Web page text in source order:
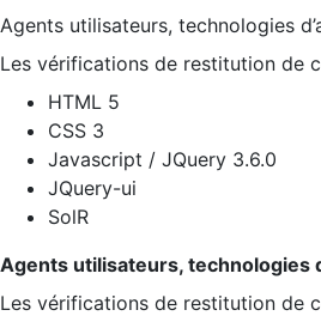
Agents utilisateurs, technologies
Les vérifications de restitution de
HTML 5
CSS 3
Javascript / JQuery 3.6.0
JQuery-ui
SolR
Agents utilisateurs, technologies
Les vérifications de restitution de